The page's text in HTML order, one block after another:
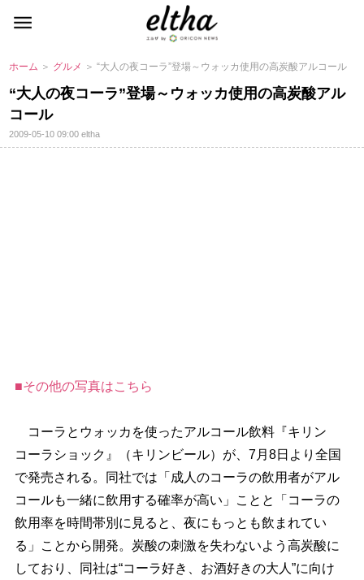
ホーム ＞ グルメ ＞ “大人の夜コーラ”登場～ウォッカ使用の高炭酸アルコール
“大人の夜コーラ”登場～ウォッカ使用の高炭酸アル
コール
2009-05-10 09:00eltha
■その他の写真はこちら
コーラとウォッカを使ったアルコール飲料『キリン
コーラショック』（キリンビール）が、7月8日より全国
で発売される。同社では「成人のコーラの飲用者がアル
コールも一緒に飲用する確率が高い」ことと「コーラの
飲用率を時間帯別に見ると、夜にもっとも飲まれてい
る」ことから開発。炭酸の刺激を失わないよう高炭酸に
しており、同社は“コーラ好き、お酒好きの大人”に向け